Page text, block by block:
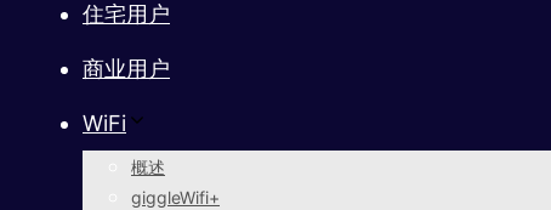
住宅用户
商业用户
WiFi
概述
giggleWifi+